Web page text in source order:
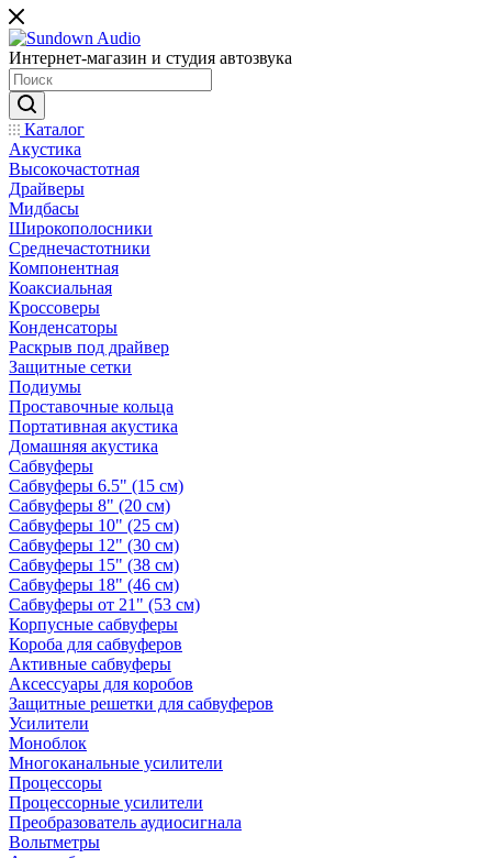
Интернет-магазин и студия автозвука
Каталог
Акустика
Высокочастотная
Драйверы
Мидбасы
Широкополосники
Среднечастотники
Компонентная
Коаксиальная
Кроссоверы
Конденсаторы
Раскрыв под драйвер
Защитные сетки
Подиумы
Проставочные кольца
Портативная акустика
Домашняя акустика
Сабвуферы
Сабвуферы 6.5" (15 см)
Сабвуферы 8" (20 см)
Сабвуферы 10" (25 см)
Сабвуферы 12" (30 см)
Сабвуферы 15" (38 см)
Сабвуферы 18" (46 см)
Сабвуферы от 21" (53 см)
Корпусные сабвуферы
Короба для сабвуферов
Активные сабвуферы
Аксессуары для коробов
Защитные решетки для сабвуферов
Усилители
Моноблок
Многоканальные усилители
Процессоры
Процессорные усилители
Преобразователь аудиосигнала
Вольтметры